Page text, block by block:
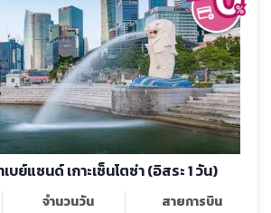
บย์แซนด์ เกาะเซ็นโตซ่า (อิสระ 1 วัน)
จำนวนวัน
สายการบิน